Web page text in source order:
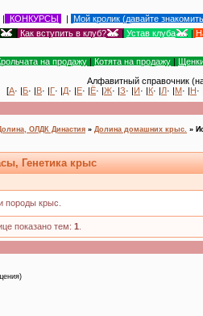
| КОНКУРСЫ | Мой кролик (давайте
| Как вступить в клуб? | Устав клуба |
на продажу | Котята на продажу |
Алфавитный справочник
[А· |Б· |В· |Г· |Д· |Е· |Ё· |Ж· |З· |И· |К· |Л· |М· |Н·
ОЛДК Династия » Долина домашних крыс. »
Генетика крыс
породы крыс.
показано тем: 1